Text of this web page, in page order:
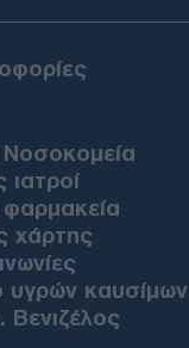
χάρτης
υγρών καυσίμων